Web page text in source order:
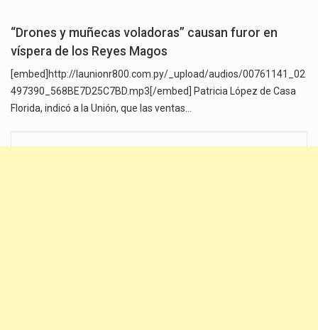
“Drones y muñecas voladoras” causan furor en
víspera de los Reyes Magos
[embed]http://launionr800.com.py/_upload/audios/00761141_02
497390_568BE7D25C7BD.mp3[/embed] Patricia López de Casa
Florida, indicó a la Unión, que las ventas…